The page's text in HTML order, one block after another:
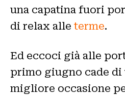
una capatina fuori
di relax alleterme.
Ed eccoci già alle
primo giugno cade di
migliore occasione